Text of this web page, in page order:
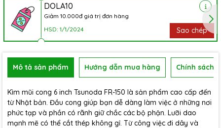
DOLA10
Giảm 10.000đ giá trị đơn hàng
HSD: 1/1/2024
Sao chép
Mô tả sản phẩm Hướng dẫn mua hàng Chính sách
Kìm mũi cong 6 inch Tsunoda FR-150 là sản phẩm cao cấp đến
từ Nhật bản. Đầu cong giúp bạn dễ dàng làm việc ở những nơi
phức tạp và phần có rãnh giữ chắc các bộ phận. Lưỡi dao
mạnh mẽ có thể cắt thép không gỉ. Từ công việc đi dây và